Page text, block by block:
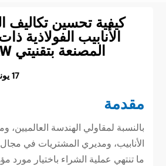
كيفية تحسين تكاليف
الأنابيب الفولاذية
المصنعة بتقنيتي LSAW وSSAW
17 يونيو 2026
مقدمة
بالنسبة لمقاولي الهندسة
الأنابيب، ومديري المشتريات في مجال
ما تنتهي عملية الشراء باختيار مورد